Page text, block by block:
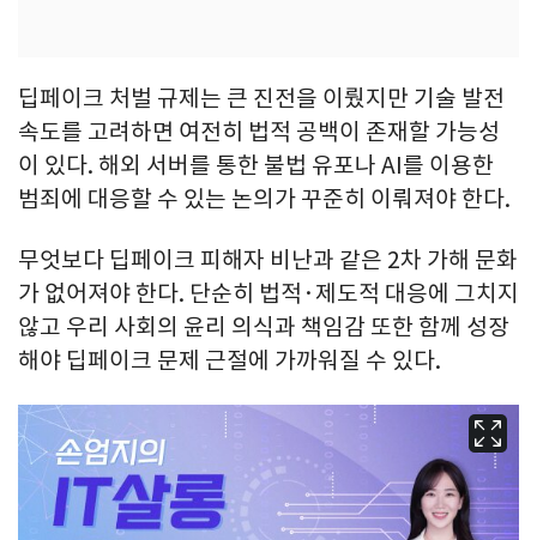
딥페이크 처벌 규제는 큰 진전을 이뤘지만 기술 발전
속도를 고려하면 여전히 법적 공백이 존재할 가능성
이 있다. 해외 서버를 통한 불법 유포나 AI를 이용한
범죄에 대응할 수 있는 논의가 꾸준히 이뤄져야 한다.
무엇보다 딥페이크 피해자 비난과 같은 2차 가해 문화
가 없어져야 한다. 단순히 법적·제도적 대응에 그치지
않고 우리 사회의 윤리 의식과 책임감 또한 함께 성장
해야 딥페이크 문제 근절에 가까워질 수 있다.